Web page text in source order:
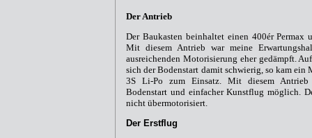
Der Antrieb
Der Baukasten beinhaltet einen 400ér Permax
Mit diesem Antrieb war meine
ausreichenden Motorisierung eher gedämpft.
sich der Bodenstart damit schwierig, so kam ein
3S Li-Po zum Einsatz. Mit diesem
Bodenstart und einfacher Kunstflug möglich.
nicht übermotorisiert.
Der Erstflug